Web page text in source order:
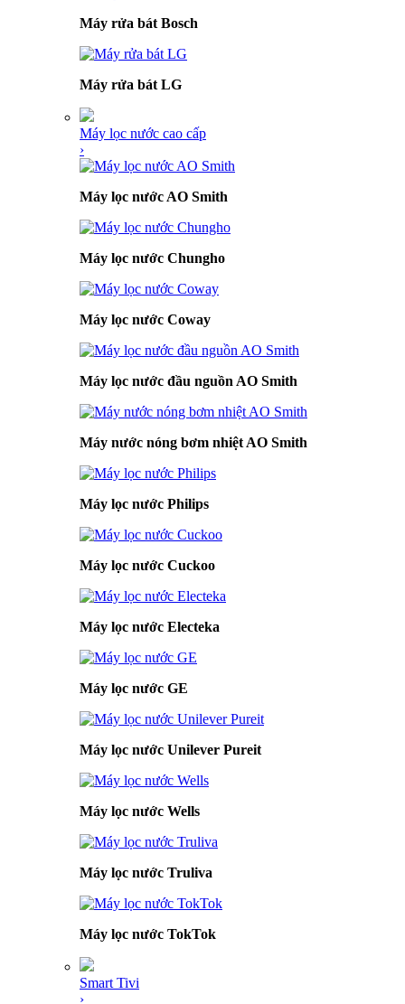
Máy rửa bát Bosch
Máy rửa bát LG
Máy lọc nước cao cấp
›
Máy lọc nước AO Smith
Máy lọc nước Chungho
Máy lọc nước Coway
Máy lọc nước đầu nguồn AO Smith
Máy nước nóng bơm nhiệt AO Smith
Máy lọc nước Philips
Máy lọc nước Cuckoo
Máy lọc nước Electeka
Máy lọc nước GE
Máy lọc nước Unilever Pureit
Máy lọc nước Wells
Máy lọc nước Truliva
Máy lọc nước TokTok
Smart Tivi
›